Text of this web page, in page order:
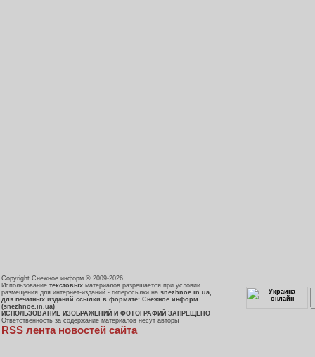
Copyright Снежное информ © 2009-2026
Использование текстовых материалов разрешается при условии
размещения для интернет-изданий - гиперссылки на snezhnoe.in.ua,
для печатных изданий ссылки в формате: Снежное информ
(snezhnoe.in.ua)
ИСПОЛЬЗОВАНИЕ ИЗОБРАЖЕНИЙ И ФОТОГРАФИЙ ЗАПРЕЩЕНО
Ответственность за содержание материалов несут авторы
RSS лента новостей сайта